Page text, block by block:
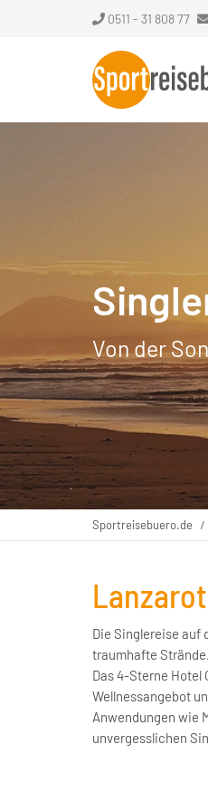
0511 - 31 808 77
Von der
Sportreisebuero.de
Die Singlereise auf
traumhafte
Das 4-Sterne Hotel
Wellnessangebot
Anwendungen wie
unvergesslichen